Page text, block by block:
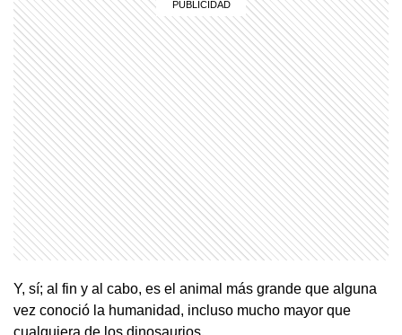
Y, sí; al fin y al cabo, es el animal más grande que alguna
vez conoció la humanidad, incluso mucho mayor que